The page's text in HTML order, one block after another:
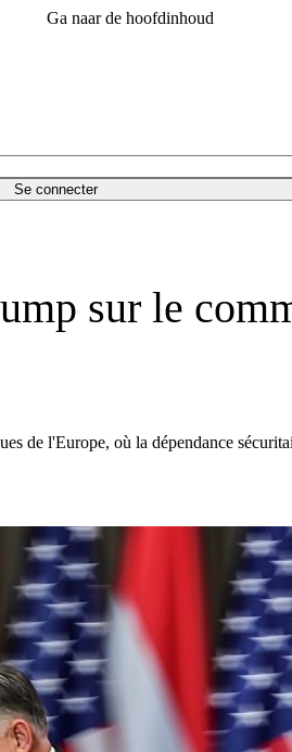
Ga naar de hoofdinhoud
Se connecter
sur le
de l'Europe, où la dépendance